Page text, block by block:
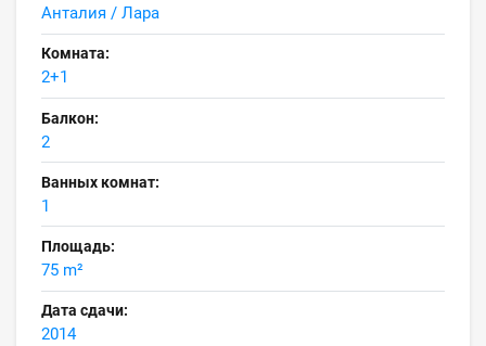
Анталия / Лара
Комната:
2+1
Балкон:
2
Ванных комнат:
1
Площадь:
75 m²
Дата сдачи:
2014